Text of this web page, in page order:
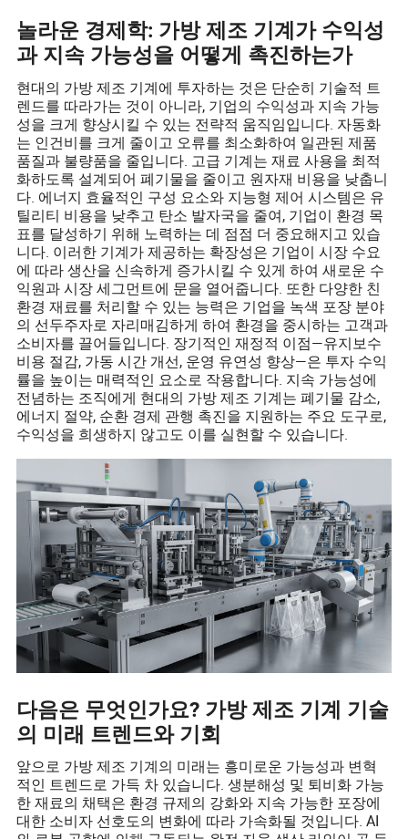
놀라운 경제학: 가방 제조 기계가 수익성
과 지속 가능성을 어떻게 촉진하는가
현대의 가방 제조 기계에 투자하는 것은 단순히 기술적 트
렌드를 따라가는 것이 아니라, 기업의 수익성과 지속 가능
성을 크게 향상시킬 수 있는 전략적 움직임입니다. 자동화
는 인건비를 크게 줄이고 오류를 최소화하여 일관된 제품
품질과 불량품을 줄입니다. 고급 기계는 재료 사용을 최적
화하도록 설계되어 폐기물을 줄이고 원자재 비용을 낮춥니
다. 에너지 효율적인 구성 요소와 지능형 제어 시스템은 유
틸리티 비용을 낮추고 탄소 발자국을 줄여, 기업이 환경 목
표를 달성하기 위해 노력하는 데 점점 더 중요해지고 있습
니다. 이러한 기계가 제공하는 확장성은 기업이 시장 수요
에 따라 생산을 신속하게 증가시킬 수 있게 하여 새로운 수
익원과 시장 세그먼트에 문을 열어줍니다. 또한 다양한 친
환경 재료를 처리할 수 있는 능력은 기업을 녹색 포장 분야
의 선두주자로 자리매김하게 하여 환경을 중시하는 고객과
소비자를 끌어들입니다. 장기적인 재정적 이점—유지보수
비용 절감, 가동 시간 개선, 운영 유연성 향상—은 투자 수익
률을 높이는 매력적인 요소로 작용합니다. 지속 가능성에
전념하는 조직에게 현대의 가방 제조 기계는 폐기물 감소,
에너지 절약, 순환 경제 관행 촉진을 지원하는 주요 도구로,
수익성을 희생하지 않고도 이를 실현할 수 있습니다.
다음은 무엇인가요? 가방 제조 기계 기술
의 미래 트렌드와 기회
앞으로 가방 제조 기계의 미래는 흥미로운 가능성과 변혁
적인 트렌드로 가득 차 있습니다. 생분해성 및 퇴비화 가능
한 재료의 채택은 환경 규제의 강화와 지속 가능한 포장에
대한 소비자 선호도의 변화에 따라 가속화될 것입니다. AI